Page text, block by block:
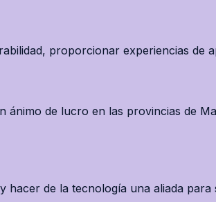
proporcionar experiencias de
de lucro en las provincias de
hacer de la tecnología una aliada